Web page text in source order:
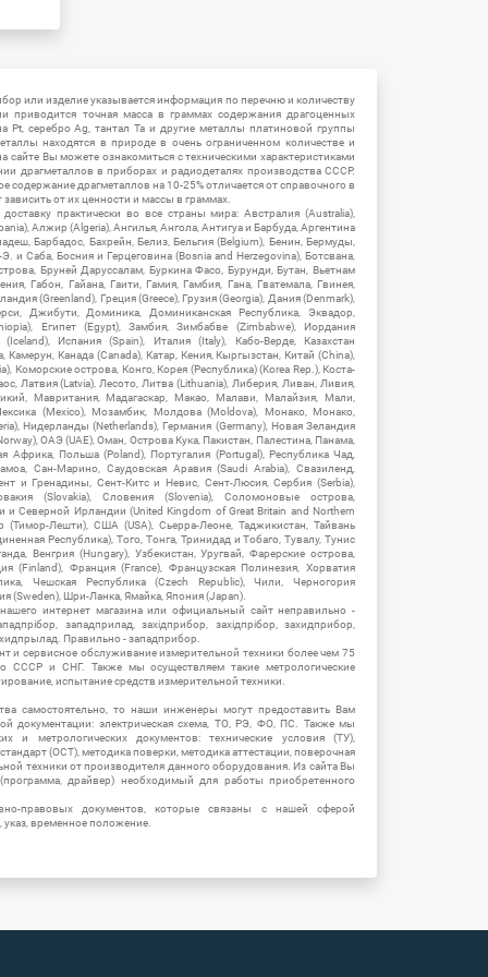
или изделие указывается информация по перечню и количеству
приводится точная масса в граммах содержания драгоценных
Pt, серебро Ag, тантал Ta и другие металлы платиновой группы
находятся в природе в очень ограниченном количестве и
Вы можете ознакомиться с техническими характеристиками
драгметаллов в приборах и радиодеталях производства СССР.
содержание драгметаллов на 10-25% отличается от справочного в
от их ценности и массы в граммах.
практически во все страны мира: Австралия (Australia),
Алжир (Algeria), Ангилья, Ангола, Антигуа и Барбуда, Аргентина
Барбадос, Бахрейн, Белиз, Бельгия (Belgium), Бенин, Бермуды,
и Саба, Босния и Герцеговина (Bosnia and Herzegovina), Ботсвана,
Бруней Даруссалам, Буркина Фасо, Бурунди, Бутан, Вьетнам
Габон, Гайана, Гаити, Гамия, Гамбия, Гана, Гватемала, Гвинея,
(Greenland), Греция (Greece), Грузия (Georgia), Дания (Denmark),
Джибути, Доминика, Доминиканская Республика, Эквадор,
Египет (Egypt), Замбия, Зимбабве (Zimbabwe), Иордания
Испания (Spain), Италия (Italy), Кабо-Верде, Казахстан
Канада (Canada), Катар, Кения, Кыргызстан, Китай (China),
Коморские острова, Конго, Корея (Республика) (Korea Rep.), Коста-
Латвия (Latvia), Лесото, Литва (Lithuania), Либерия, Ливан, Ливия,
Мавритания, Мадагаскар, Макао, Малави, Малайзия, Мали,
(Mexico), Мозамбик, Молдова (Moldova), Монако, Монако,
Нидерланды (Netherlands), Германия (Germany), Новая Зеландия
ОАЭ (UAE), Оман, Острова Кука, Пакистан, Палестина, Панама,
Африка, Польша (Poland), Португалия (Portugal), Республика Чад,
Сан-Марино, Саудовская Аравия (Saudi Arabia), Свазиленд,
и Гренадины, Сент-Китс и Невис, Сент-Люсия, Сербия (Serbia),
(Slovakia), Словения (Slovenia), Соломоновые острова,
Северной Ирландии (United Kingdom of Great Britain and Northern
Лешти), США (USA), Сьерра-Леоне, Таджикистан, Тайвань
Республика), Того, Тонга, Тринидад и Тобаго, Тувалу, Тунис
Венгрия (Hungary), Узбекистан, Уругвай, Фарерские острова,
(Finland), Франция (France), Французская Полинезия, Хорватия
Чешская Республика (Czech Republic), Чили, Черногория
(Sweden), Шри-Ланка, Ямайка, Япония (Japan).
интернет магазина или официальный сайт неправильно -
западприлад, західприбор, західпрібор, захидприбор,
Правильно - западприбор.
и сервисное обслуживание измерительной техники более чем 75
СССР и СНГ. Также мы осуществляем такие метрологические
испытание средств измерительной техники.
самостоятельно, то наши инженеры могут предоставить Вам
документации: электрическая схема, ТО, РЭ, ФО, ПС. Также мы
и метрологических документов: технические условия (ТУ),
(ОСТ), методика поверки, методика аттестации, поверочная
техники от производителя данного оборудования. Из сайта Вы
драйвер) необходимый для работы приобретенного
правовых документов, которые связаны с нашей сферой
указ, временное положение.